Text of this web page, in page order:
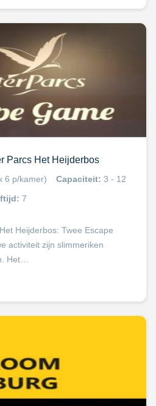
Parcs Het Heijderbos
6 p/kamer) Capaciteit: 3 - 12
7
Heijderbos: Twee Escape
activiteit zijn slimmeriken
Het…